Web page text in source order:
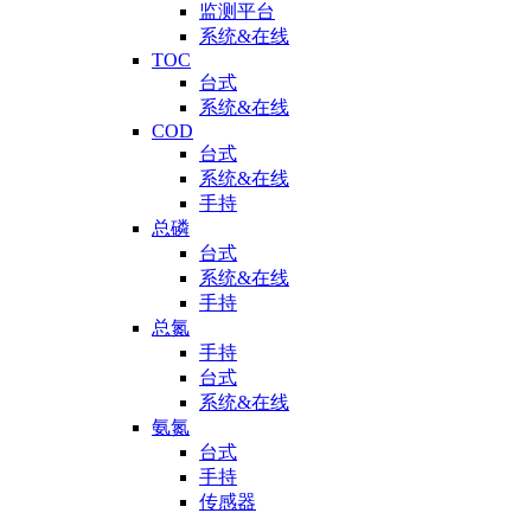
监测平台
系统&在线
TOC
台式
系统&在线
COD
台式
系统&在线
手持
总磷
台式
系统&在线
手持
总氮
手持
台式
系统&在线
氨氮
台式
手持
传感器